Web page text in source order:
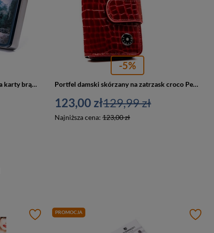
Skórzany zapinany portfel męski na karty brązowy — Peterson N005L-PCA
-5%
Portfel damski skórzany na zatrzask croco Peterson 76115-MC średni czerwony
123,00 zł
Najniższa cena: 123,00 zł
129,99 zł
PROMOCJA